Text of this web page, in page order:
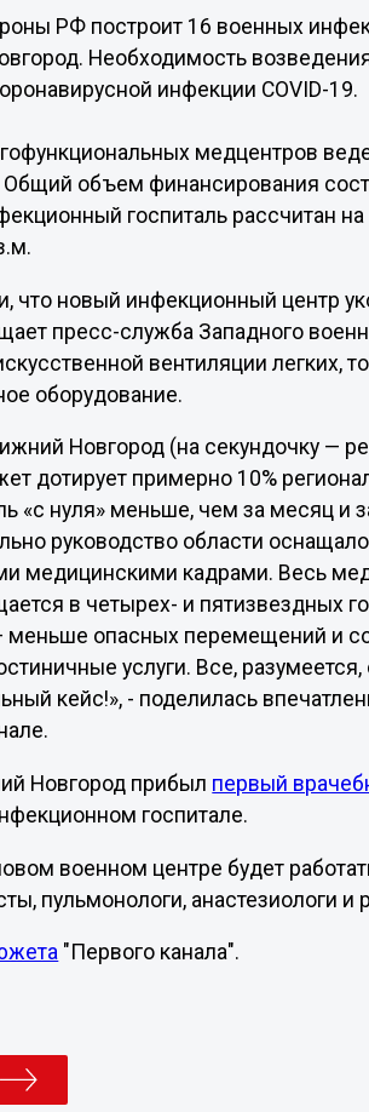
РФ построит 16 военных
Необходимость возведения
инфекции COVID-19.
медцентров
объем финансирования
госпиталь рассчитан
что новый инфекционный центр
пресс-служба Западного
вентиляции легких,
оборудование.
Новгород (на секундочку —
дотирует примерно 10%
«с нуля» меньше, чем за месяц и
руководство области
медицинскими кадрами. Весь
в четырех- и пятизвездных
меньше опасных перемещений и
услуги. Все,
кейс!», - поделилась
Новгород прибыл первый
госпитале.
военном центре будет
пульмонологи, анастезиологи и
"Первого канала".